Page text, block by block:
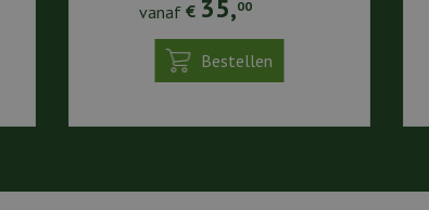
vanaf € 35,00
Bestellen